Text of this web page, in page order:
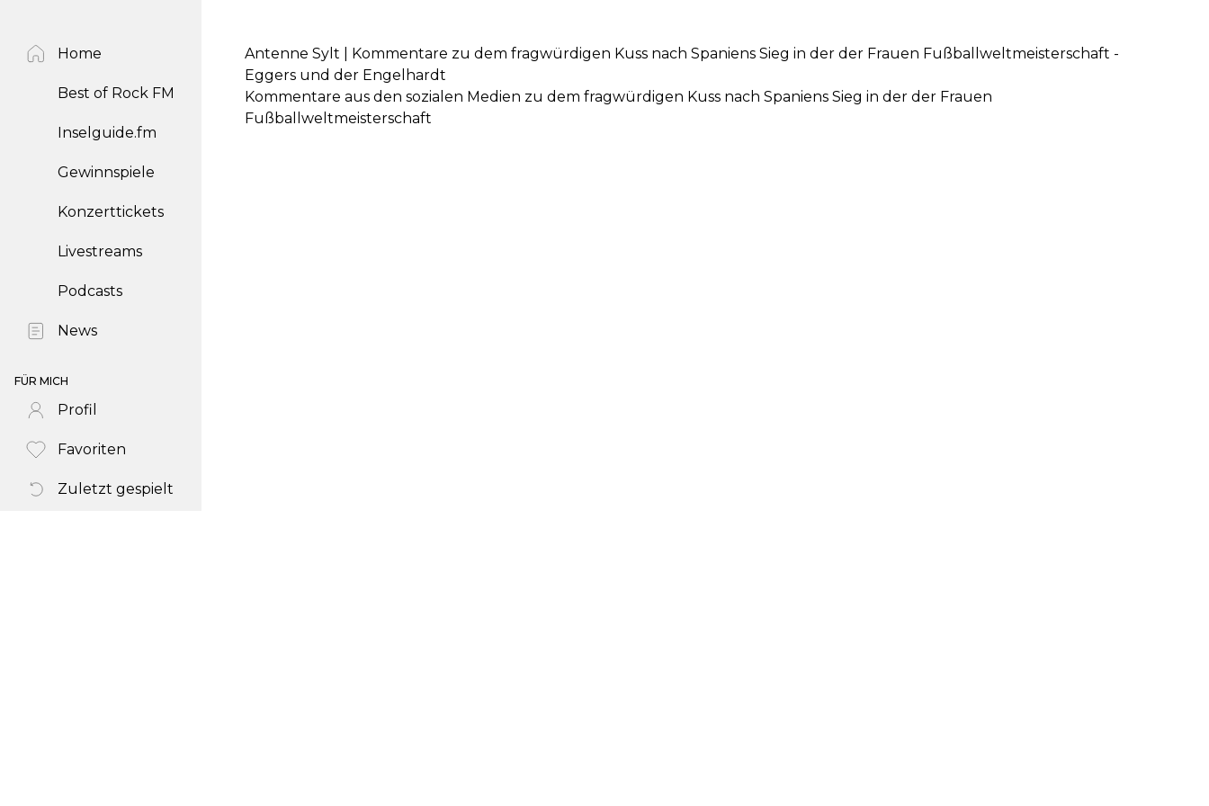
Home
Best of Rock FM
Inselguide.fm
Gewinnspiele
Konzerttickets
Livestreams
Podcasts
News
FÜR MICH
Profil
Favoriten
Zuletzt gespielt
Antenne Sylt | Kommentare zu dem fragwürdigen Kuss nach Spaniens Sieg in der der Frauen Fußballweltmeisterschaft -
Eggers und der Engelhardt
Kommentare aus den sozialen Medien zu dem fragwürdigen Kuss nach Spaniens Sieg in der der Frauen
Fußballweltmeisterschaft